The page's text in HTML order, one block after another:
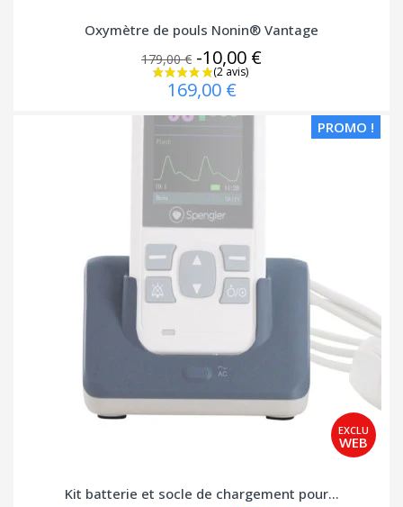
Oxymètre de pouls Nonin® Vantage
179,00 € -10,00 €
169,00 €
PROMO !
Kit batterie et socle de chargement pour...